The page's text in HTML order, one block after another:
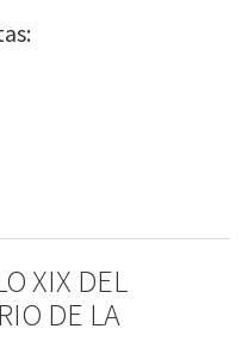
XIX DEL
DE LA